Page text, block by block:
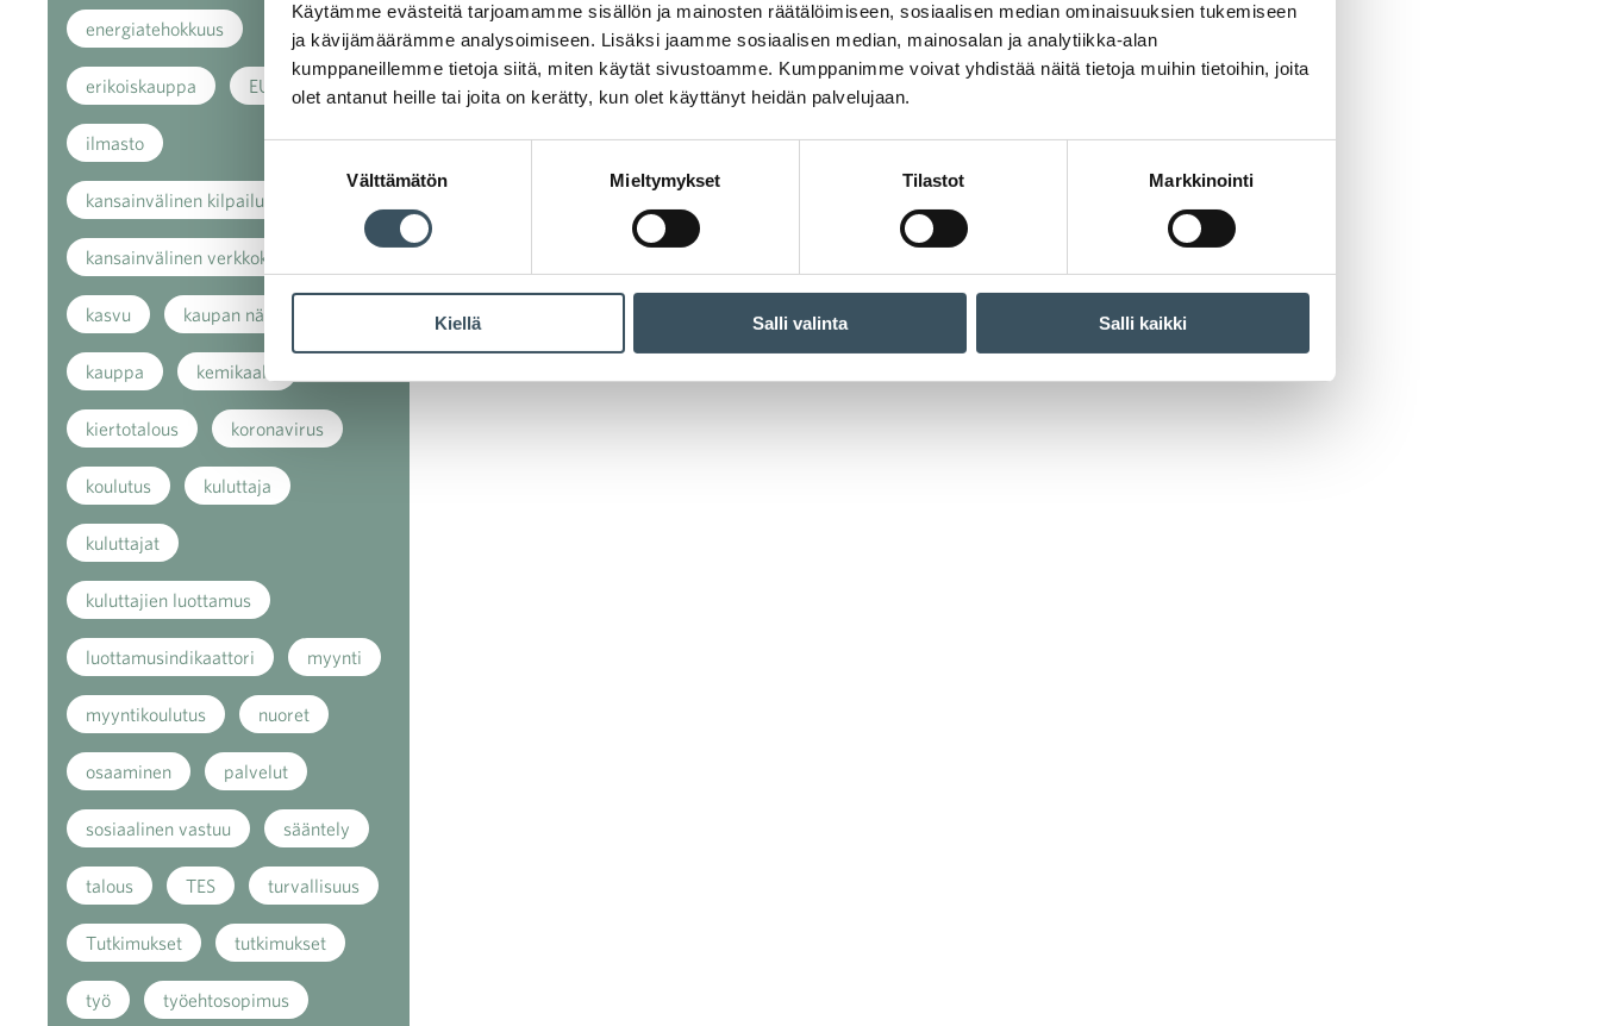
Käytämme evästeitä tarjoamamme sisällön ja mainosten räätälöimiseen, sosiaalisen median ominaisuuksien tukemiseen
ja kävijämäärämme analysoimiseen. Lisäksi jaamme sosiaalisen median, mainosalan ja analytiikka-alan
kumppaneillemme tietoja siitä, miten käytät sivustoamme. Kumppanimme voivat yhdistää näitä tietoja muihin tietoihin, joita
olet antanut heille tai joita on kerätty, kun olet käyttänyt heidän palvelujaan.
valinta
Välttämätön Mieltymykset Tilastot Markkinointi
Kiellä Salli valinta Salli kaikki
energiatehokkuus
erikoiskauppa EU
ilmasto
kansainvälinen kilpailu
kansainvälinen verkkokauppa
kasvu kaupan näkymät
kauppa kemikaalit
kiertotalous koronavirus
koulutus kuluttaja
kuluttajat
kuluttajien luottamus
luottamusindikaattori myynti
myyntikoulutus nuoret
osaaminen palvelut
sosiaalinen vastuu sääntely
talous TES turvallisuus
Tutkimukset tutkimukset
työ työehtosopimus